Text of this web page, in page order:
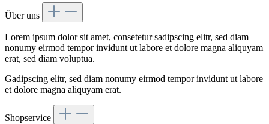
Über uns
Lorem ipsum dolor sit amet, consetetur sadipscing elitr, sed diam
nonumy eirmod tempor invidunt ut labore et dolore magna aliquyam
erat, sed diam voluptua.
Gadipscing elitr, sed diam nonumy eirmod tempor invidunt ut labore
et dolore magna aliquyam erat.
Shopservice